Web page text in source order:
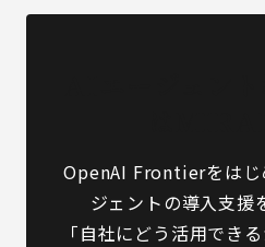
OpenAI Frontierをはじ
ジェントの導入支援
「自社にどう活用でき